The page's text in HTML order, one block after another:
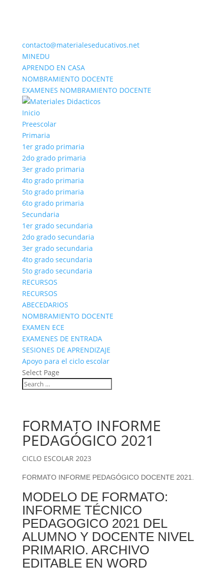
contacto@materialeseducativos.net
MINEDU
APRENDO EN CASA
NOMBRAMIENTO DOCENTE
EXAMENES NOMBRAMIENTO DOCENTE
Inicio
Preescolar
Primaria
1er grado primaria
2do grado primaria
3er grado primaria
4to grado primaria
5to grado primaria
6to grado primaria
Secundaria
1er grado secundaria
2do grado secundaria
3er grado secundaria
4to grado secundaria
5to grado secundaria
RECURSOS
RECURSOS
ABECEDARIOS
NOMBRAMIENTO DOCENTE
EXAMEN ECE
EXAMENES DE ENTRADA
SESIONES DE APRENDIZAJE
Apoyo para el ciclo escolar
Select Page
FORMATO INFORME
PEDAGÓGICO 2021
CICLO ESCOLAR 2023
FORMATO INFORME PEDAGÓGICO DOCENTE 2021.
MODELO DE FORMATO:
INFORME TÉCNICO
PEDAGOGICO 2021 DEL
ALUMNO Y DOCENTE NIVEL
PRIMARIO. ARCHIVO
EDITABLE EN WORD